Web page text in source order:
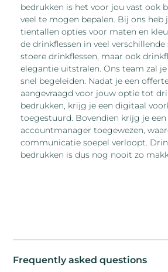
bedrukken is het voor jou vast ook
veel te mogen bepalen. Bij ons heb
tientallen opties voor maten en
de drinkflessen in veel
stoere drinkflessen, maar ook
elegantie uitstralen. Ons team zal
snel begeleiden. Nadat je een
aangevraagd voor jouw optie tot
bedrukken, krijg je een digitaal
toegestuurd. Bovendien krijg je
accountmanager toegewezen,
communicatie soepel verloopt.
bedrukken is dus nog nooit zo
Frequently asked questions